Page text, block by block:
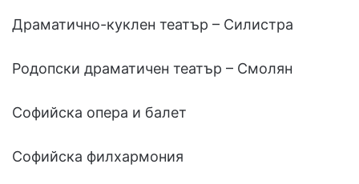
Драматично-куклен театър – Силистра
Родопски драматичен театър – Смолян
Софийска опера и балет
Софийска филхармония